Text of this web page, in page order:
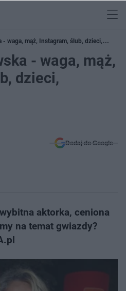
- waga, mąż, Instagram, ślub, dzieci,
- waga, mąż,
dzieci,
Dodaj do Google
aktorka, ceniona
na temat gwiazdy?